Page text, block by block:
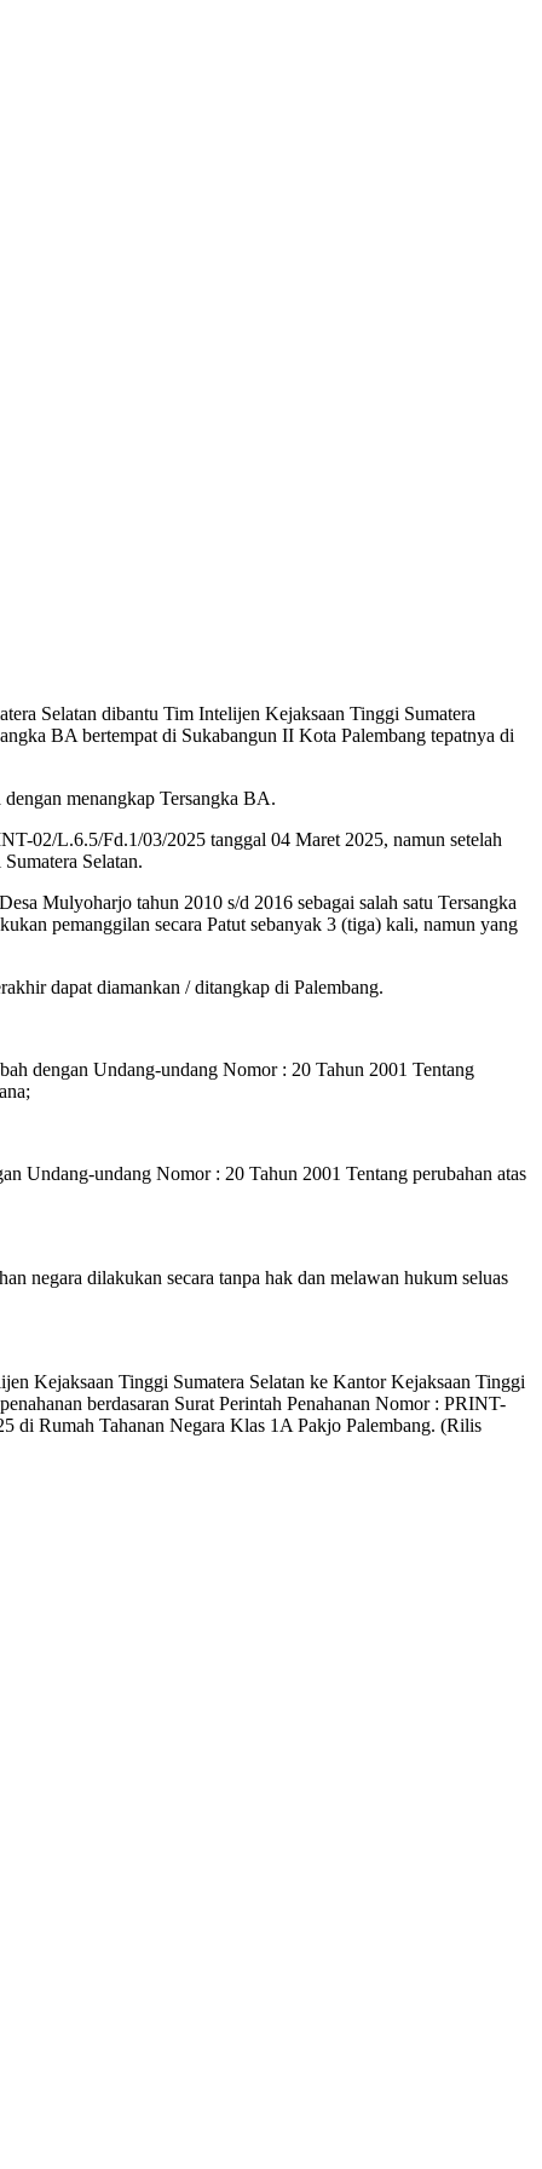
Selatan dibantu Tim Intelijen Kejaksaan Tinggi Sumatera
BA bertempat di Sukabangun II Kota Palembang tepatnya di
menangkap Tersangka BA.
02/L.6.5/Fd.1/03/2025 tanggal 04 Maret 2025, namun setelah
Selatan.
Mulyoharjo tahun 2010 s/d 2016 sebagai salah satu Tersangka
pemanggilan secara Patut sebanyak 3 (tiga) kali, namun yang
dapat diamankan / ditangkap di Palembang.
dengan Undang-undang Nomor : 20 Tahun 2001 Tentang
Undang-undang Nomor : 20 Tahun 2001 Tentang perubahan atas
negara dilakukan secara tanpa hak dan melawan hukum seluas
Kejaksaan Tinggi Sumatera Selatan ke Kantor Kejaksaan Tinggi
berdasaran Surat Perintah Penahanan Nomor : PRINT-
di Rumah Tahanan Negara Klas 1A Pakjo Palembang. (Rilis